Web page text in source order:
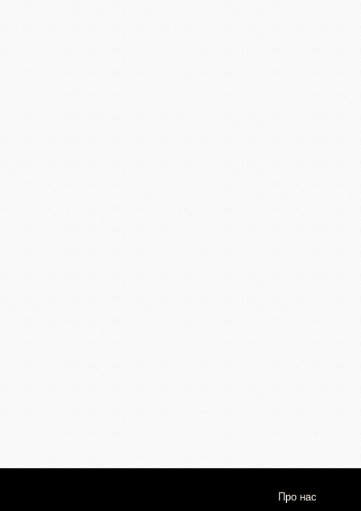
Про нас